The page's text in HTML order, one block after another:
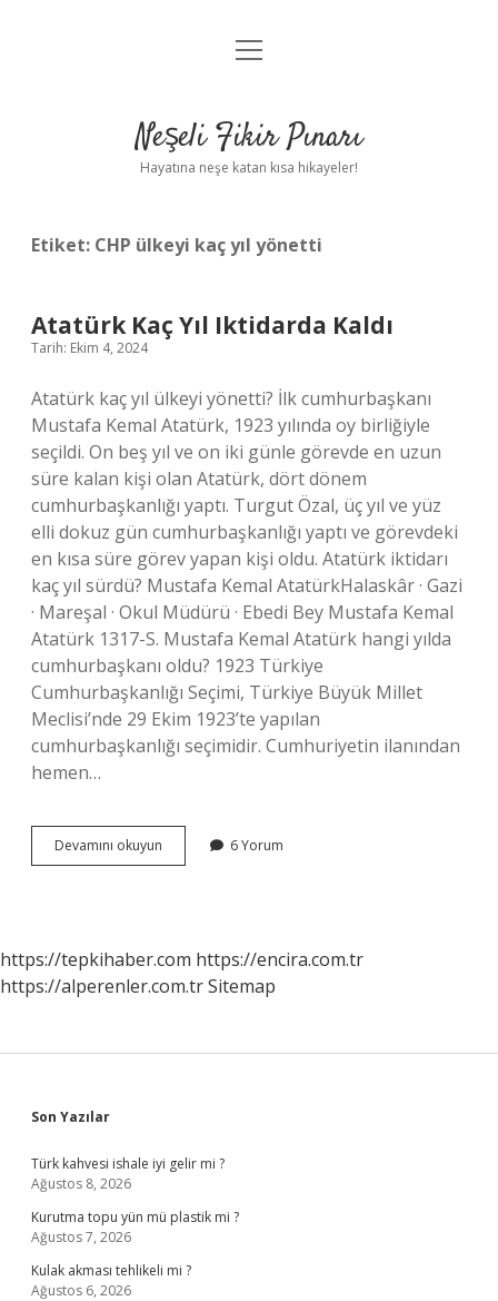
Anasayfa
Yasal Uyarı
menüyü
Neşeli Fikir Pınarı
Hayatına neşe katan kısa hikayeler!
Etiket: CHP ülkeyi kaç yıl yönetti
Atatürk Kaç Yıl Iktidarda Kaldı
Tarih: Ekim 4, 2024
Atatürk kaç yıl ülkeyi yönetti? İlk cumhurbaşkanı
Mustafa Kemal Atatürk, 1923 yılında oy birliğiyle
seçildi. On beş yıl ve on iki günle görevde en uzun
süre kalan kişi olan Atatürk, dört dönem
cumhurbaşkanlığı yaptı. Turgut Özal, üç yıl ve yüz
elli dokuz gün cumhurbaşkanlığı yaptı ve görevdeki
en kısa süre görev yapan kişi oldu. Atatürk iktidarı
kaç yıl sürdü? Mustafa Kemal AtatürkHalaskâr · Gazi
· Mareşal · Okul Müdürü · Ebedi Bey Mustafa Kemal
Atatürk 1317-S. Mustafa Kemal Atatürk hangi yılda
cumhurbaşkanı oldu? 1923 Türkiye
Cumhurbaşkanlığı Seçimi, Türkiye Büyük Millet
Meclisi’nde 29 Ekim 1923’te yapılan
cumhurbaşkanlığı seçimidir. Cumhuriyetin ilanından
hemen…
Devamını okuyun
Kaç
6 Yorum
https://tepkihaber.com https://encira.com.tr
https://alperenler.com.trSitemap
Sidebar
Son Yazılar
Türk kahvesi ishale iyi gelir mi ?
Ağustos 8, 2026
Kurutma topu yün mü plastik mi ?
Ağustos 7, 2026
Kulak akması tehlikeli mi ?
Ağustos 6, 2026